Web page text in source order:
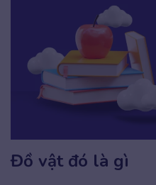
Đồ vật đó là gì